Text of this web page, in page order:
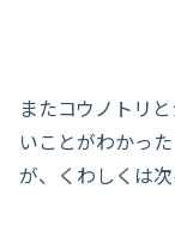
またコウノトリ
いことがわかっ
が、くわしくは次